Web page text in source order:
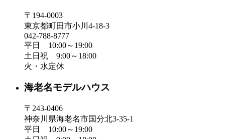
〒194-0003
東京都町田市小川4-18-3
042-788-8777
平日 10:00～19:00
土日祝 9:00～18:00
火・水定休
海老名モデルハウス
〒243-0406
神奈川県海老名市国分北3-35-1
平日 10:00～19:00